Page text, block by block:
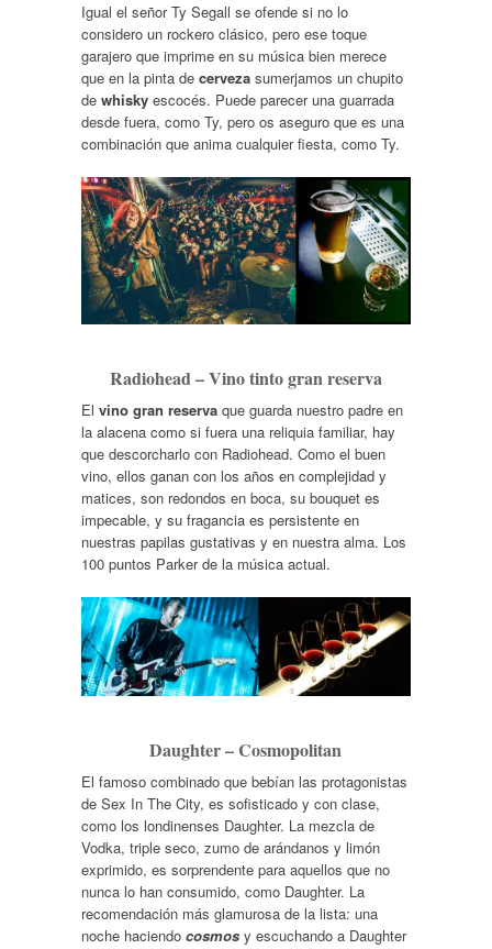
Igual el señor Ty Segall se ofende si no lo
considero un rockero clásico, pero ese toque
garajero que imprime en su música bien merece
que en la pinta de cervezasumerjamos un chupito
de whiskyescocés. Puede parecer una guarrada
desde fuera, como Ty, pero os aseguro que es una
combinación que anima cualquier fiesta, como Ty.
Radiohead – Vino tinto gran reserva
El vino gran reservaque guarda nuestro padre en
la alacena como si fuera una reliquia familiar, hay
que descorcharlo con Radiohead. Como el buen
vino, ellos ganan con los años en complejidad y
matices, son redondos en boca, su bouquet es
impecable, y su fragancia es persistente en
nuestras papilas gustativas y en nuestra alma. Los
100 puntos Parker de la música actual.
Daughter – Cosmopolitan
El famoso combinado que bebían las protagonistas
de Sex In The City, es sofisticado y con clase,
como los londinenses Daughter. La mezcla de
Vodka, triple seco, zumo de arándanos y limón
exprimido, es sorprendente para aquellos que no
nunca lo han consumido, como Daughter. La
recomendación más glamurosa de la lista: una
noche haciendo cosmos y escuchando a Daughter